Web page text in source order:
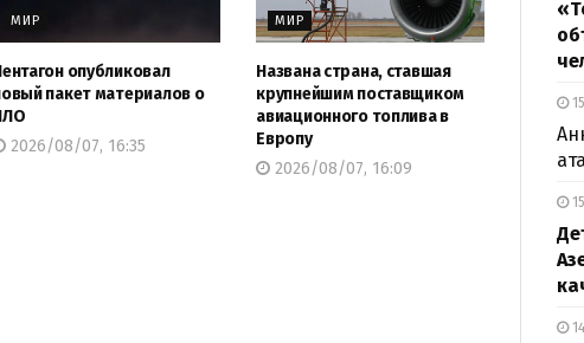
МИР
опубликовал
пакет материалов о
2026/08/07, 16:35
МИР
Названа страна, ставшая
крупнейшим поставщиком
авиационного топлива в
Европу
2026/08/07, 16:09